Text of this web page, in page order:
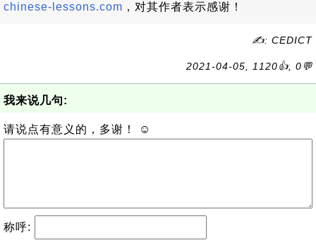
chinese-lessons.com ，对其作者表示感谢！
✍: CEDICT
2021-04-05, 1120👍, 0💬
我来说几句:
请说点有意义的，多谢！ ☺
称呼: